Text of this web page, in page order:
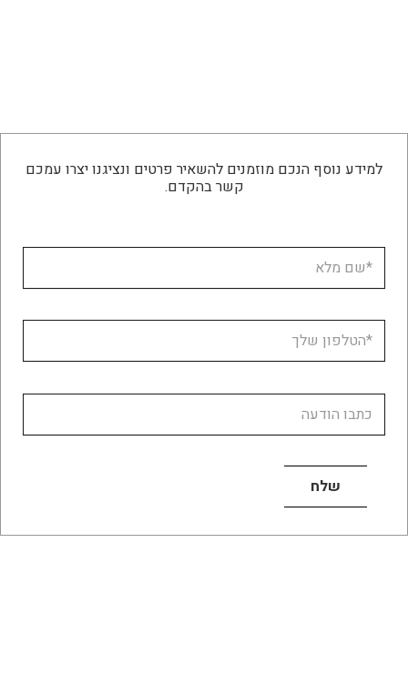
למידע נוסף הנכם מוזמנים להשאיר פרטים ונציגנו יצרו עמכם
קשר בהקדם.